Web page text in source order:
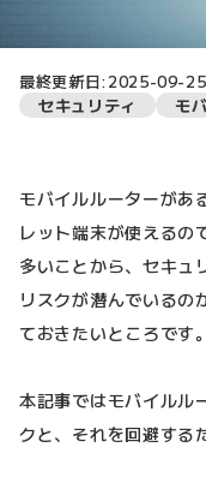
最終更新日:2025-09-25
セキュリティ
モ
モバイルルーターがあ
レット端末が使えるの
多いことから、セキュ
リスクが潜んでいるの
ておきたいところです。
本記事ではモバイルル
クと、それを回避する